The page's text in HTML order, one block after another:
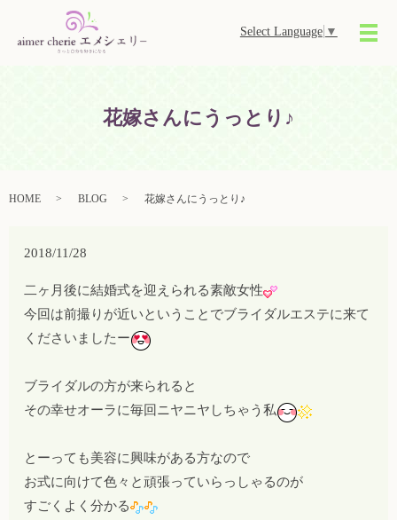
Select Language ▼
メ
花嫁さんにうっとり♪
HOME BLOG 花嫁さんにうっとり♪
2018/11/28
二ヶ月後に結婚式を迎えられる素敵女性
今回は前撮りが近いということでブライダルエステに来て
くださいましたー
ブライダルの方が来られると
その幸せオーラに毎回ニヤニヤしちゃう私
とーっても美容に興味がある方なので
お式に向けて色々と頑張っていらっしゃるのが
すごくよく分かる